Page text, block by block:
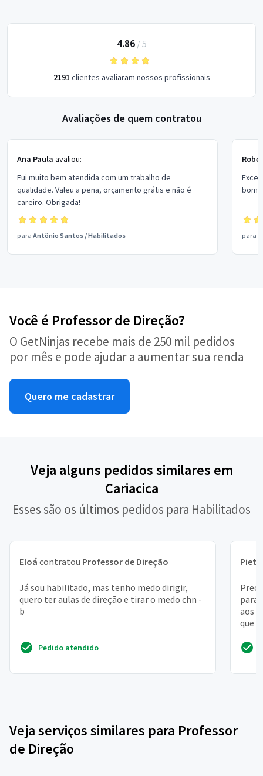
4.86/ 5
2191 clientes avaliaram nossos profissionais
Avaliações de quem contratou
Ana Paula avaliou:
Fui muito bem atendida com um trabalho de
qualidade. Valeu a pena, orçamento grátis e não é
careiro. Obrigada!
para Antônio Santos /Habilitados
bom
para
Você é Professor de Direção?
O GetNinjas recebe mais de 250 mil pedidos
por mês e pode ajudar a aumentar sua renda
Quero me cadastrar
Veja alguns pedidos similares em
Cariacica
Esses são os últimos pedidos para Habilitados
Eloá contratou Professor de Direção
Já sou habilitado, mas tenho medo dirigir,
quero ter aulas de direção e tirar o medo chn -
b
Pedido atendido
para
aos
que
Veja serviços similares para Professor
de Direção